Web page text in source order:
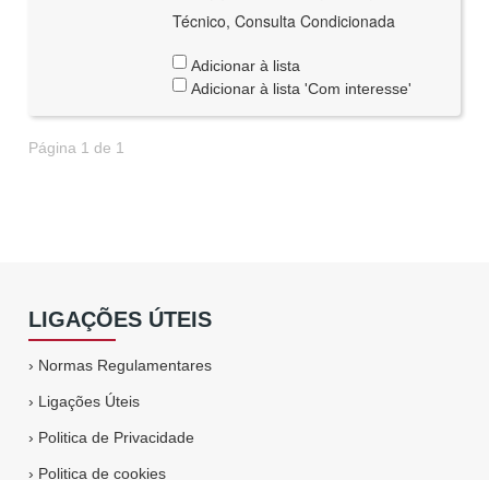
Técnico, Consulta Condicionada
Adicionar à lista
Adicionar à lista 'Com interesse'
Página 1 de 1
LIGAÇÕES ÚTEIS
› Normas Regulamentares
› Ligações Úteis
› Politica de Privacidade
› Politica de cookies